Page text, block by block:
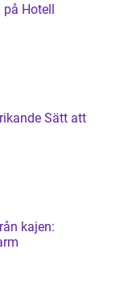
Hotell
Sätt att
kajen: